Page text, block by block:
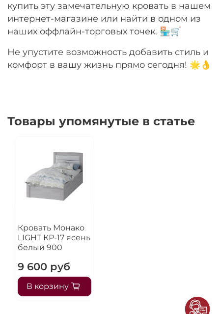
купить эту замечательную кровать в нашем
интернет-магазине или найти в одном из
наших оффлайн-торговых точек. 🏪🛒
Не упустите возможность добавить стиль и
комфорт в вашу жизнь прямо сегодня! 🌟👌
Товары упомянутые в статье
Кровать Монако
LIGHT КР-17 ясень
белый 900
9 600 руб
В корзину